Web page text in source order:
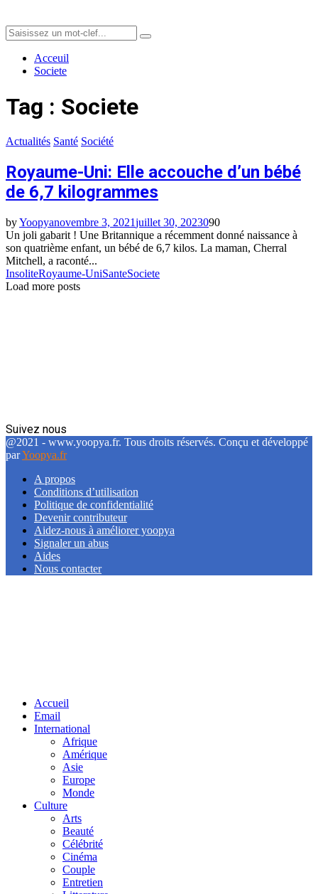
Search
for:
Search
Acceuil
Societe
Tag : Societe
Actualités Santé Société
Royaume-Uni: Elle accouche d’un bébé
de 6,7 kilogrammes
byYoopyanovembre 3, 2021juillet 30, 2023090
Un joli gabarit ! Une Britannique a récemment donné naissance à
son quatrième enfant, un bébé de 6,7 kilos. La maman, Cherral
Mitchell, a raconté...
InsoliteRoyaume-UniSanteSociete
Load more posts
Suivez nous
Facebook
Twitter
Linkedin
@2021 - www.yoopya.fr. Tous droits réservés. Conçu et développé
parYoopya.fr
A propos
Conditions d’utilisation
Politique de confidentialité
Devenir contributeur
Aidez-nous à améliorer yoopya
Signaler un abus
Aides
Nous contacter
Accueil
Email
International
Afrique
Amérique
Asie
Europe
Monde
Culture
Arts
Beauté
Célébrité
Cinéma
Couple
Entretien